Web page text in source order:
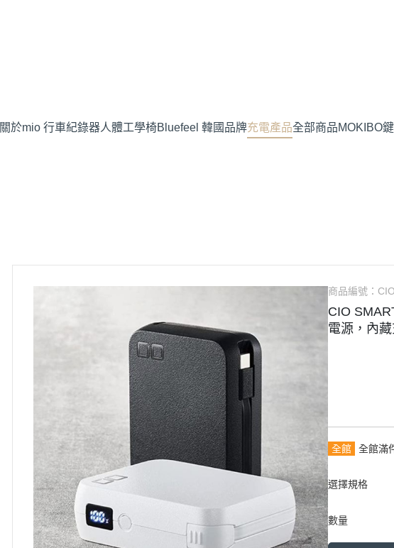
關於mio 行車紀錄器人體工學椅Bluefeel 韓國品牌充電產品全部商品MOKIBO
商品編號：
CIO
電源，內
全館 全館滿
選擇規格
數量